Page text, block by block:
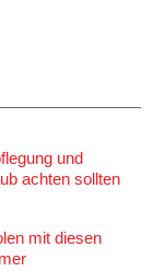
und
achten sollten
mit diesen